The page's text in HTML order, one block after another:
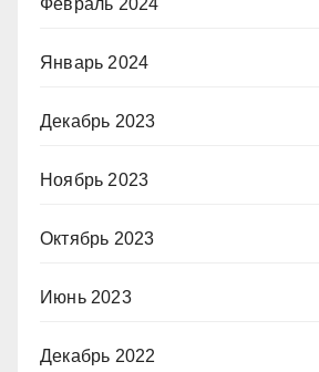
Февраль 2024
Январь 2024
Декабрь 2023
Ноябрь 2023
Октябрь 2023
Июнь 2023
Декабрь 2022